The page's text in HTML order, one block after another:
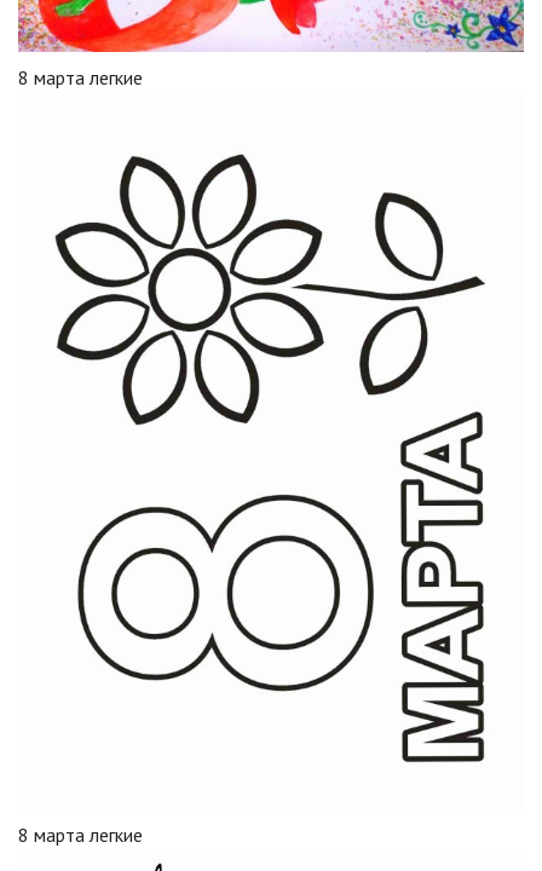
8 марта легкие
8 марта легкие